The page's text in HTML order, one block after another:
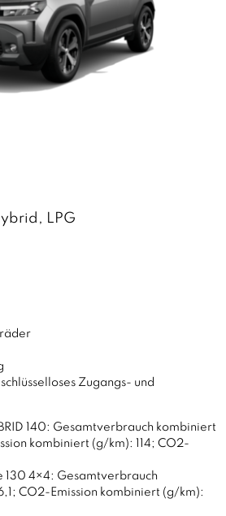
LPG
Zugangs- und
140: Gesamtverbrauch kombiniert
kombiniert (g/km): 114; CO2-
130 4×4: Gesamtverbrauch
CO2-Emission kombiniert (g/km):